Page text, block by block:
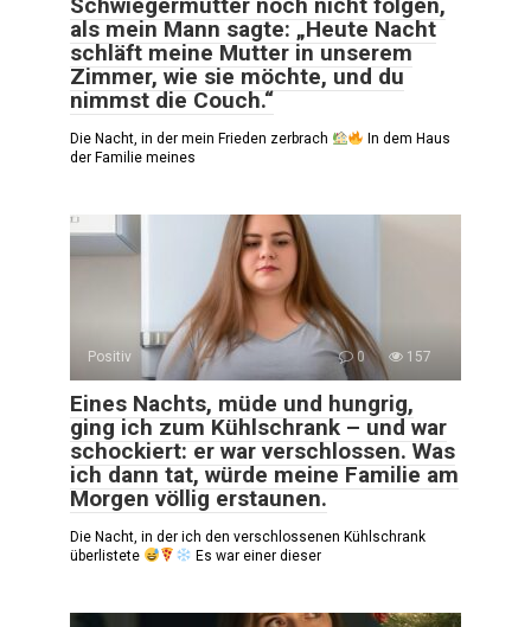
Schwiegermutter noch nicht folgen,
als mein Mann sagte: „Heute Nacht
schläft meine Mutter in unserem
Zimmer, wie sie möchte, und du
nimmst die Couch.“
Die Nacht, in der mein Frieden zerbrach
In dem Haus
der Familie meines
Positiv 0 157
Eines Nachts, müde und hungrig,
ging ich zum Kühlschrank – und war
schockiert: er war verschlossen. Was
ich dann tat, würde meine Familie am
Morgen völlig erstaunen.
Die Nacht, in der ich den verschlossenen Kühlschrank
überlistete
Es war einer dieser